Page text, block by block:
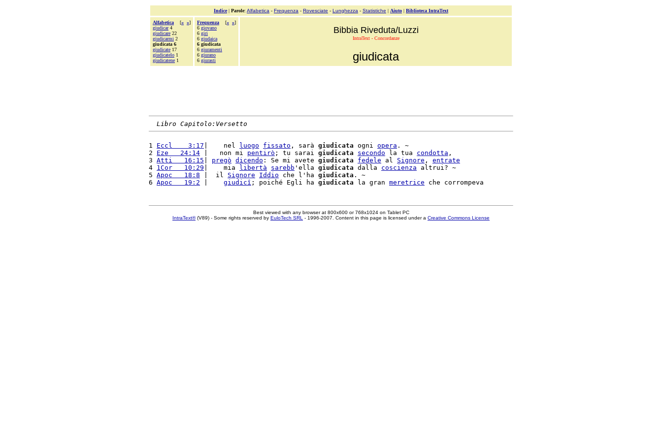
Indice| Parole: Alfabetica - Frequenza - Rovesciate - Lunghezza - Statistiche | Aiuto | Biblioteca IntraText
Alfabetica [« »]
giudicar4
giudicare 22
giudicarmi 2
giudicata 6
giudicate 17
giudicatelo 1
giudicatene 1
Frequenza [« »]
6 giovano
6 giri
6 giudaica
6 giudicata
6 giuramenti
6 giurano
6 giurasti
Bibbia Riveduta/Luzzi
IntraText - Concordanze
giudicata
Libro Capitolo:Versetto
1 Eccl    3:17 |    nel luogo fissato , sarà giudicata ogni opera . ~
2 Eze   24:14 |   non mi pentirò ; tu sarai giudicata secondo la tua condotta ,
3 Atti   16:15 pregò dicendo : Se mi avete giudicata fedele al Signore , entrate
4 1Cor   10:29 |    mia libertà sarebb 'ella giudicata dalla coscienza altrui? ~
5 Apoc   18:8 |  il Signore Iddio che l'ha giudicata . ~
6 Apoc   19:2 giudicî ; poiché Egli ha giudicata la gran meretrice
Best viewed with any browser at 800x600 or 768x1024 on Tablet PC
IntraText®(V89) - Some rights reserved by EuloTech SRL - 1996-2007. Content in this page is licensed under a Creative Commons License